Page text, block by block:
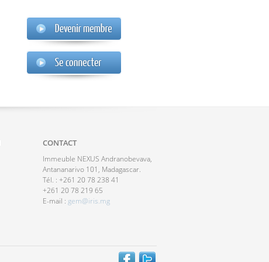
CONTACT
Immeuble NEXUS Andranobevava,
Antananarivo 101, Madagascar.
Tél. : +261 20 78 238 41
+261 20 78 219 65
E-mail : gem@iris.mg